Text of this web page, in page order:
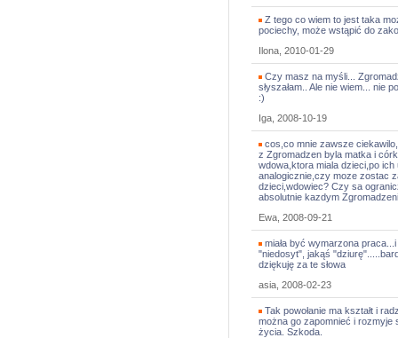
Z tego co wiem to jest taka
pociechy, może wstąpić do
Ilona, 2010-01-29
Czy masz na myśli...
słyszałam.. Ale nie wiem... nie
:)
Iga, 2008-10-19
cos,co mnie zawsze
z Zgromadzen byla matka i
wdowa,ktora miala dzieci,po
analogicznie,czy moze zostac
dzieci,wdowiec? Czy sa
absolutnie kazdym
Ewa, 2008-09-21
miała być wymarzona
"niedosyt", jakąś
dziękuję za te słowa
asia, 2008-02-23
Tak powołanie ma kształt i
można go zapomnieć i rozmyje
życia. Szkoda.